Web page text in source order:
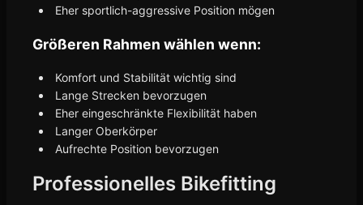
Eher sportlich-aggressive Position mögen
Größeren Rahmen wählen wenn:
Komfort und Stabilität wichtig sind
Lange Strecken bevorzugen
Eher eingeschränkte Flexibilität haben
Langer Oberkörper
Aufrechte Position bevorzugen
Professionelles Bikefitting